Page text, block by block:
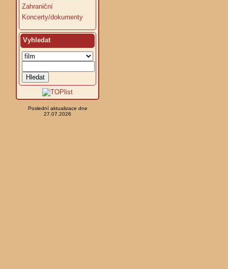
Zahraniční
Koncerty/dokumenty
Vyhledat
Poslední aktualizace dne
27.07.2026